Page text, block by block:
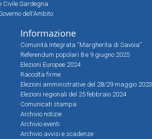
Civile Sardegna
dell'Ambito
Informazione
Comunità Integrata “Margherita di Savoia”
Referendum popolari 8 e 9 giugno 2025
Elezioni Europee 2024
Raccolta firme
Elezioni amministrative del 28/29 maggio 2023
Elezioni regionali del 25 febbraio 2024
Comunicati stampa
Archivio notizie
Archivio eventi
Archivio avvisi e scadenze